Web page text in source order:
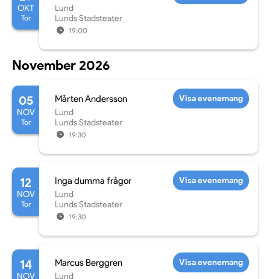
OKT
Tor
Lund
Lunds Stadsteater
19:00
November 2026
05
NOV
Tor
Mårten Andersson
Lund
Lunds Stadsteater
19:30
Visa evenemang
12
NOV
Tor
Inga dumma frågor
Lund
Lunds Stadsteater
19:30
Visa evenemang
14
NOV
Marcus Berggren
Lund
Visa evenemang